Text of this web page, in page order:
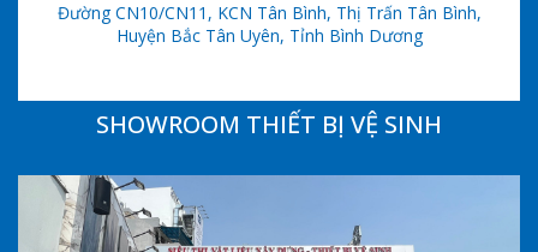
Đường CN10/CN11, KCN Tân Bình, Thị Trấn Tân Bình,
Huyện Bắc Tân Uyên, Tỉnh Bình Dương
SHOWROOM THIẾT BỊ VỆ SINH